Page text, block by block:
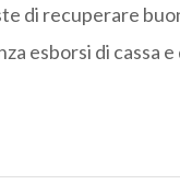
di recuperare
esborsi di cassa